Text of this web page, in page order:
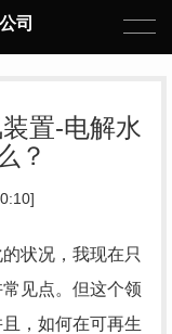
司
置-电解水
？
状况，我现在只
见点。但这个领
，如何在可再生